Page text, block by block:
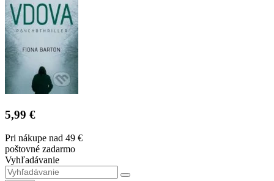
5,99 €
Pri nákupe nad 49 €
poštovné zadarmo
Vyhľadávanie